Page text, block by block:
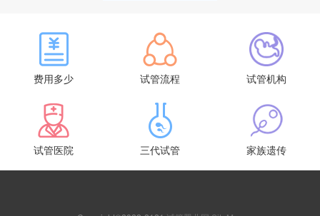
费用多少 试管流程 试管机构
试管医院 三代试管 家族遗传